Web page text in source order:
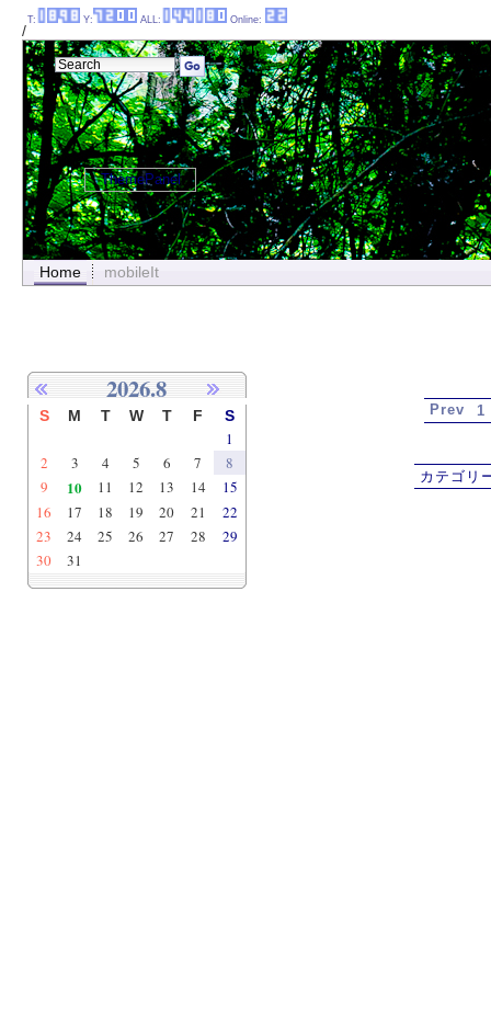
/
Home mobileIt
Prev 1
カテゴリ
2026.8
S M T W T F S
1
2
3 4 5 6 7
8
9
10 11 12 13 14
15
16
17 18 19 20 21
22
23
24 25 26 27 28
29
30
31
T: Y: ALL: Online:
ThemePanel